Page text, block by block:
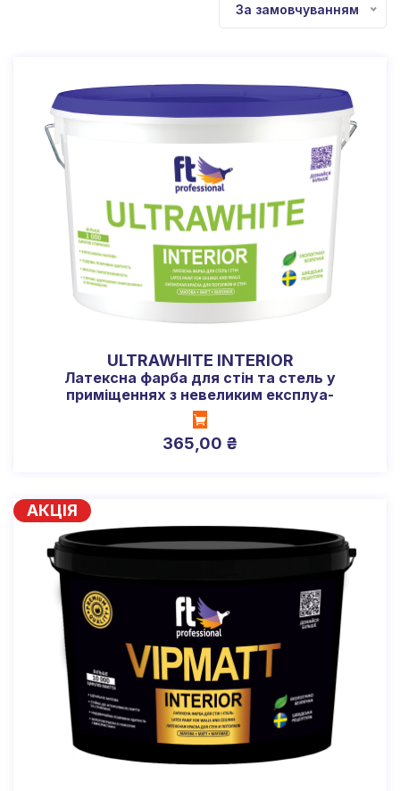
За замовчуванням
ULTRAWHITE INTERIOR
Латексна фарба для стін та стель у
приміщеннях з невеликим експлуа-
таційним навантаженням
365,00 ₴
АКЦІЯ